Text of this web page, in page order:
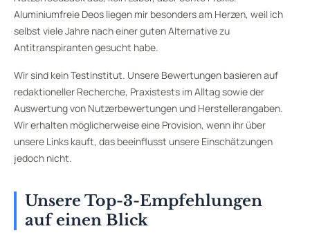
Aluminiumfreie Deos liegen mir besonders am Herzen, weil ich
selbst viele Jahre nach einer guten Alternative zu
Antitranspiranten gesucht habe.
Wir sind kein Testinstitut. Unsere Bewertungen basieren auf
redaktioneller Recherche, Praxistests im Alltag sowie der
Auswertung von Nutzerbewertungen und Herstellerangaben.
Wir erhalten möglicherweise eine Provision, wenn ihr über
unsere Links kauft, das beeinflusst unsere Einschätzungen
jedoch nicht.
Unsere Top-3-Empfehlungen
auf einen Blick